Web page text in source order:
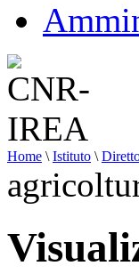
Home \ Istituto \